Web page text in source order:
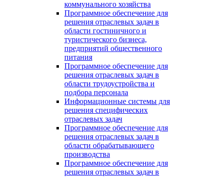
коммунального хозяйства
Программное обеспечение для
решения отраслевых задач в
области гостиничного и
туристического бизнеса,
предприятий общественного
питания
Программное обеспечение для
решения отраслевых задач в
области трудоустройства и
подбора персонала
Информационные системы для
решения специфических
отраслевых задач
Программное обеспечение для
решения отраслевых задач в
области обрабатывающего
производства
Программное обеспечение для
решения отраслевых задач в